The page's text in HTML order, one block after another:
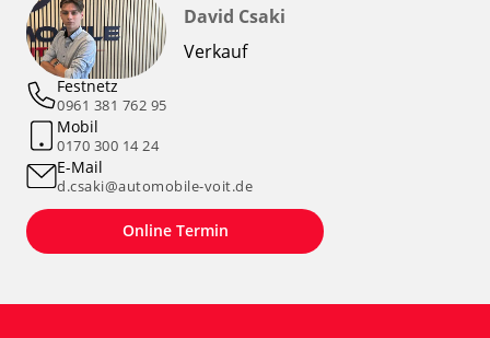
David Csaki
Verkauf
Festnetz
0961 381 762 95
Mobil
0170 300 14 24
E-Mail
d.csaki@automobile-voit.de
Online Termin